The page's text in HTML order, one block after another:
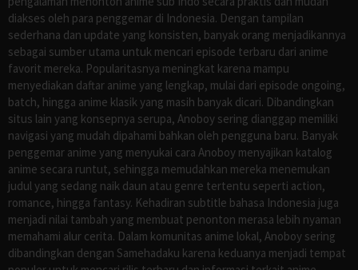
diakses oleh para penggemar di Indonesia. Dengan tampilan
sederhana dan update yang konsisten, banyak orang menjadikannya
sebagai sumber utama untuk mencari episode terbaru dari anime
favorit mereka. Popularitasnya meningkat karena mampu
menyediakan daftar anime yang lengkap, mulai dari episode ongoing,
batch, hingga anime klasik yang masih banyak dicari. Dibandingkan
situs lain yang konsepnya serupa, Anoboy sering dianggap memiliki
navigasi yang mudah dipahami bahkan oleh pengguna baru. Banyak
penggemar anime yang menyukai cara Anoboy menyajikan katalog
anime secara runtut, sehingga memudahkan mereka menemukan
judul yang sedang naik daun atau genre tertentu seperti action,
romance, hingga fantasy. Kehadiran subtitle bahasa Indonesia juga
menjadi nilai tambah yang membuat penonton merasa lebih nyaman
memahami alur cerita. Dalam komunitas anime lokal, Anoboy sering
dibandingkan dengan Samehadaku karena keduanya menjadi tempat